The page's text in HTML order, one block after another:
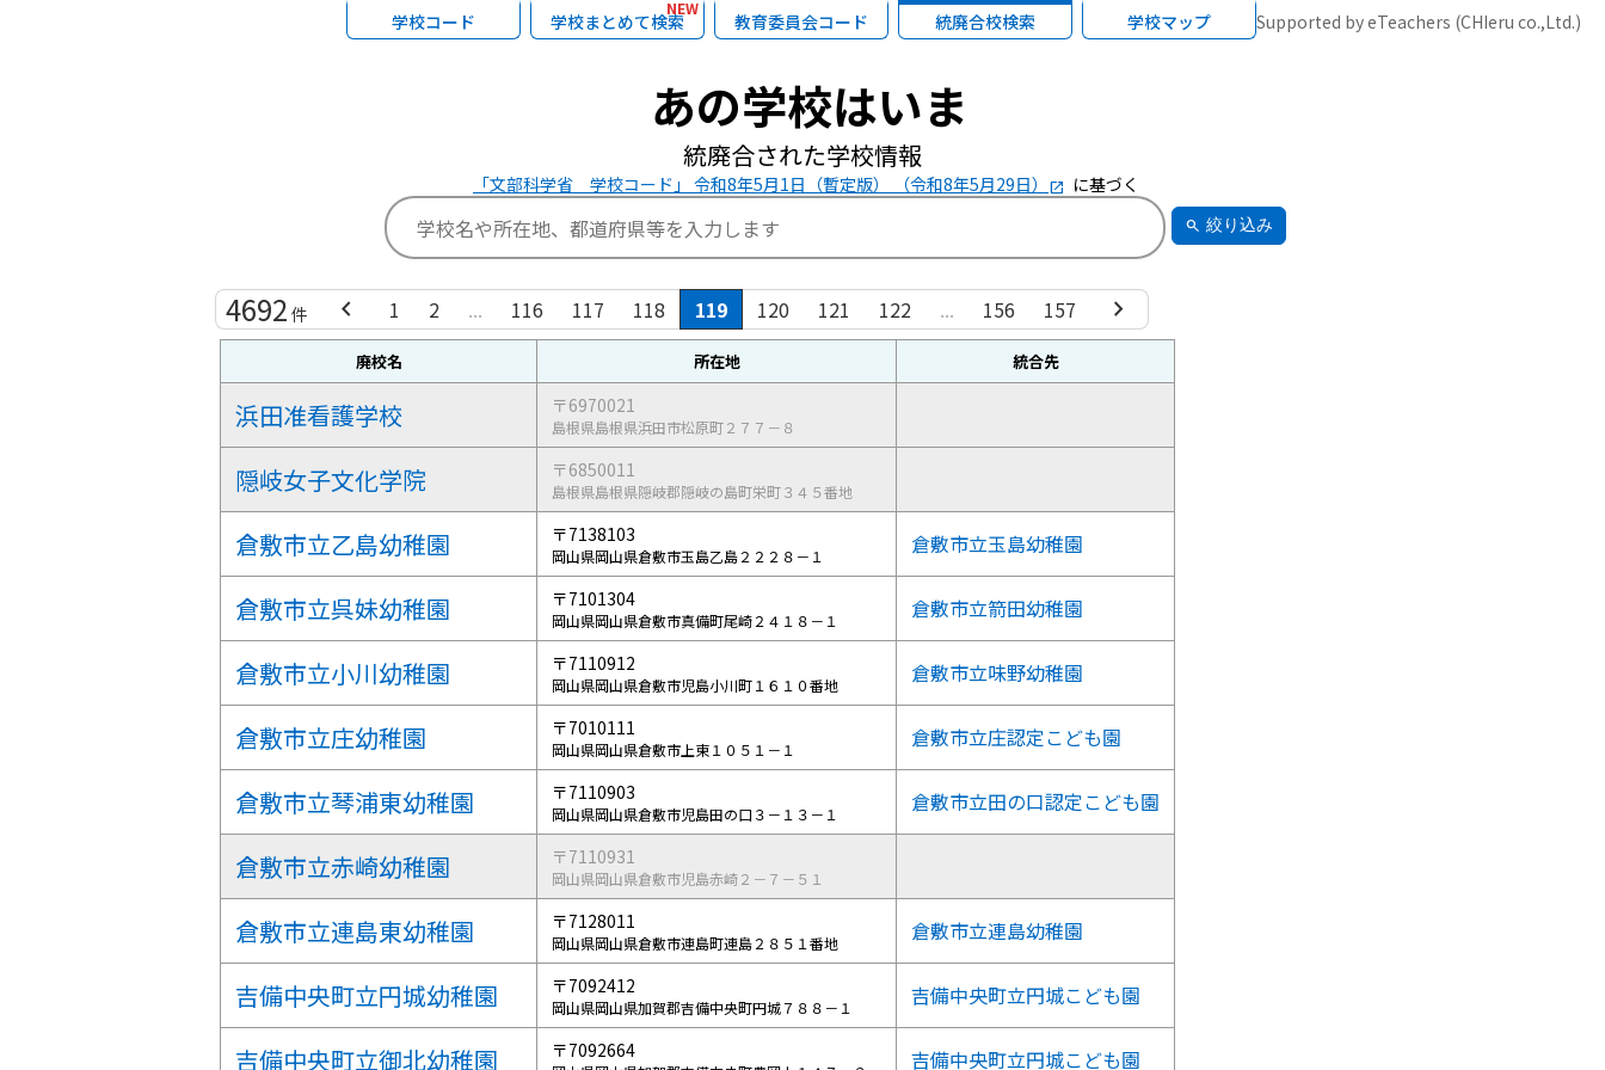
学校コード 学校まとめて検索
NEW
教育委員会コード 統廃合校検索 学校マップ Supported by eTeachers (CHIeru co.,Ltd.)
あの学校はいま
統廃合された学校情報
「文部科学省 学校コード」 令和8年5月1日（暫定版） （令和8年5月29日） open_in_new に基づく
search 絞り込み
4692 件 chevron_left 1 2 ... 116 117 118 119 120 121 122 ... 156 157 chevron_right
廃校名 所在地 統合先
浜田准看護学校 〒6970021
島根県島根県浜田市松原町２７７－８
隠岐女子文化学院 〒6850011
島根県島根県隠岐郡隠岐の島町栄町３４５番地
倉敷市立乙島幼稚園 〒7138103
岡山県岡山県倉敷市玉島乙島２２２８－１ 倉敷市立玉島幼稚園
倉敷市立呉妹幼稚園 〒7101304
岡山県岡山県倉敷市真備町尾崎２４１８－１ 倉敷市立箭田幼稚園
倉敷市立小川幼稚園 〒7110912
岡山県岡山県倉敷市児島小川町１６１０番地 倉敷市立味野幼稚園
倉敷市立庄幼稚園 〒7010111
岡山県岡山県倉敷市上東１０５１－１ 倉敷市立庄認定こども園
倉敷市立琴浦東幼稚園 〒7110903
岡山県岡山県倉敷市児島田の口３－１３－１ 倉敷市立田の口認定こども園
倉敷市立赤崎幼稚園 〒7110931
岡山県岡山県倉敷市児島赤崎２－７－５１
倉敷市立連島東幼稚園 〒7128011
岡山県岡山県倉敷市連島町連島２８５１番地 倉敷市立連島幼稚園
吉備中央町立円城幼稚園 〒7092412
岡山県岡山県加賀郡吉備中央町円城７８８－１ 吉備中央町立円城こども園
吉備中央町立御北幼稚園 〒7092664 吉備中央町立円城こども園